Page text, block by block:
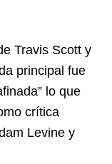
Travis Scott y
principal fue
lo que
crítica
Levine y